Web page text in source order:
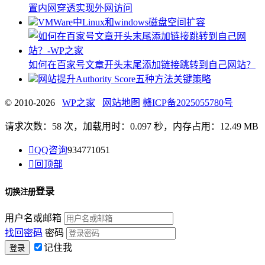
置内网穿透实现外网访问
VMWare中Linux和windows磁盘空间扩容
如何在百家号文章开头末尾添加链接跳转到自己网站？
网站提升Authority Score五种方法关键策略
© 2010-2026 WP之家 网站地图 赣ICP备2025055780号
请求次数：58 次，加载用时：0.097 秒，内存占用：12.49 MB
QQ咨询934771051
 回顶部
切换注册登录
用户名或邮箱
找回密码 密码
记住我